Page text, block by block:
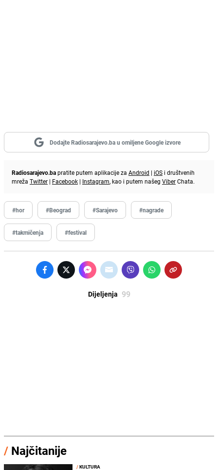
Dodajte Radiosarajevo.ba u omiljene Google izvore
Radiosarajevo.bapratite putem aplikacije za Android | iOS i društvenih
mreža Twitter | Facebook | Instagram, kao i putem našeg ViberChata.
#hor #Beograd #Sarajevo #nagrade
#takmičenja #festival
Dijeljenja 99
/ Najčitanije
/KULTURA